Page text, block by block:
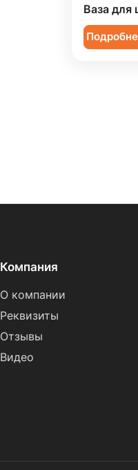
Ваза для
Компания
О компании
Реквизиты
Отзывы
Видео